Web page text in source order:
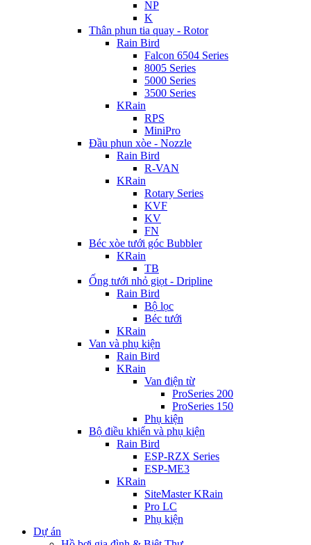
NP
K
Thân phun tia quay - Rotor
Rain Bird
Falcon 6504 Series
8005 Series
5000 Series
3500 Series
KRain
RPS
MiniPro
Đầu phun xòe - Nozzle
Rain Bird
R-VAN
KRain
Rotary Series
KVF
KV
FN
Béc xòe tưới góc Bubbler
KRain
TB
Ống tưới nhỏ giọt - Dripline
Rain Bird
Bộ lọc
Béc tưới
KRain
Van và phụ kiện
Rain Bird
KRain
Van điện từ
ProSeries 200
ProSeries 150
Phụ kiện
Bộ điều khiển và phụ kiện
Rain Bird
ESP-RZX Series
ESP-ME3
KRain
SiteMaster KRain
Pro LC
Phụ kiện
Dự án